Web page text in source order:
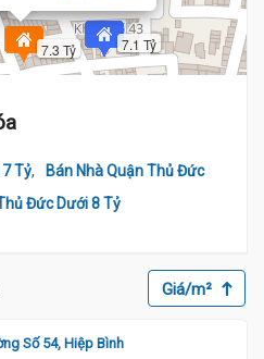
7.3 Tỷ 7.1 Tỷ
Tỷ,
Bán Nhà Quận Thủ Đức
Đức Dưới 8 Tỷ
Giá/m²
Số 54, Hiệp Bình